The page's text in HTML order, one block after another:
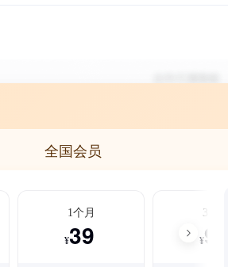
全国会员
1个月
¥39
3个月
¥99